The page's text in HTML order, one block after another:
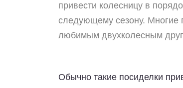
привести колесницу в
следующему сезону. Многие
любимым двухколесным
Обычно такие посиделки